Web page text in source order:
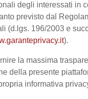
degli interessati
previsto dal
(d.lgs. 196/2003 e
).
la massima
della presente
informativa